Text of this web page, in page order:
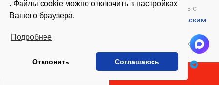
. Файлы cookie можно отключить в настройках
Вашего браузера.
Подробнее
Отклонить
Соглашаюсь
Оставляя заявки на нашем сайте, ознакомьтесь с
Политикой конфиденциальности
Пользовательским
Копирование материалов с этого сайта возможно
только с письменного согласия владельцев.